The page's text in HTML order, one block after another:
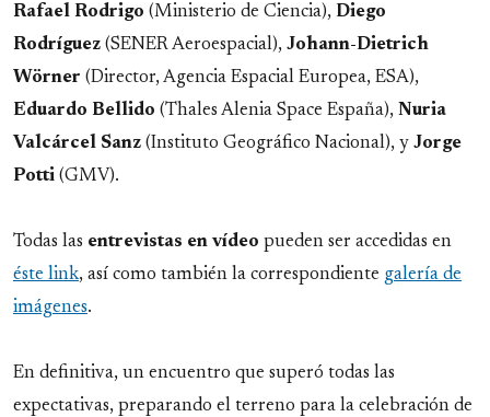
Rafael Rodrigo (Ministerio de Ciencia), Diego
Rodríguez (SENER Aeroespacial), Johann-Dietrich
Wörner (Director, Agencia Espacial Europea, ESA),
Eduardo Bellido (Thales Alenia Space España), Nuria
Valcárcel Sanz (Instituto Geográfico Nacional), y Jorge
Potti (GMV).
Todas las entrevistas en vídeo pueden ser accedidas en
éste link, así como también la correspondiente galería de
imágenes.
En definitiva, un encuentro que superó todas las
expectativas, preparando el terreno para la celebración de